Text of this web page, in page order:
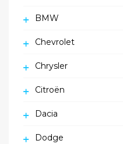
BMW
Chevrolet
Chrysler
Citroën
Dacia
Dodge